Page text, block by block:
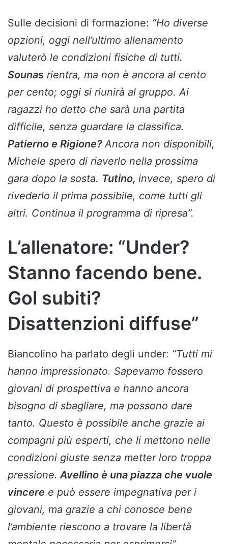
Sulle decisioni di formazione: “Ho diverse
opzioni, oggi nell’ultimo allenamento
valuterò le condizioni fisiche di tutti.
Sounas rientra, ma non è ancora al cento
per cento; oggi si riunirà al gruppo. Ai
ragazzi ho detto che sarà una partita
difficile, senza guardare la classifica.
Patierno e Rigione? Ancora non disponibili,
Michele spero di riaverlo nella prossima
gara dopo la sosta. Tutino, invece, spero di
rivederlo il prima possibile, come tutti gli
altri. Continua il programma di ripresa”.
L’allenatore: “Under?
Stanno facendo bene.
Gol subiti?
Disattenzioni diffuse”
Biancolino ha parlato degli under: “Tutti mi
hanno impressionato. Sapevamo fossero
giovani di prospettiva e hanno ancora
bisogno di sbagliare, ma possono dare
tanto. Questo è possibile anche grazie ai
compagni più esperti, che li mettono nelle
condizioni giuste senza metter loro troppa
pressione. Avellino è una piazza che vuole
vincere e può essere impegnativa per i
giovani, ma grazie a chi conosce bene
l’ambiente riescono a trovare la libertà